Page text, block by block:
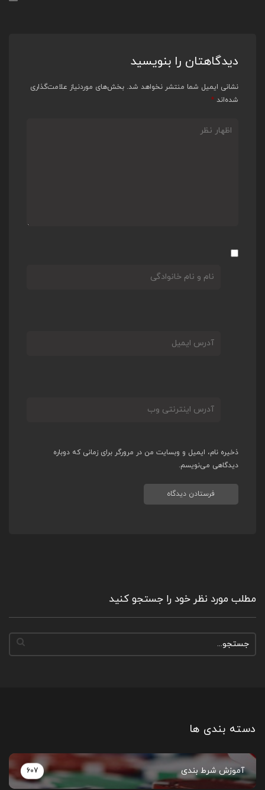
دیدگاهتان را بنویسید
نشانی ایمیل شما منتشر نخواهد شد. بخش‌های موردنیاز علامت‌گذاری
شده‌اند *
ذخیره نام، ایمیل و وبسایت من در مرورگر برای زمانی که دوباره
دیدگاهی می‌نویسم.
مطلب مورد نظر خود را جستجو کنید
دسته بندی ها
آموزش شرط بندی 607